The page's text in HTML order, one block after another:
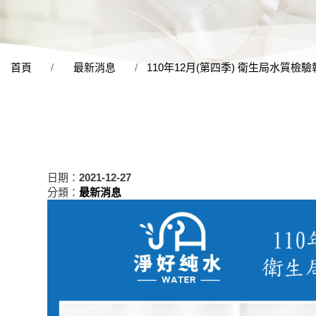
首頁 最新消息 110年12月(第四季) 衛生局水質檢驗
日期：2021-12-27
分類：最新消息